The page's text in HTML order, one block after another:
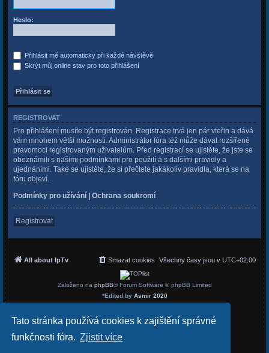
Tato stránka používá cookies k zajištění správné
funkčnosti fóra. Zjistit více
Heslo:
Přihlásit mě automaticky při každé návštěvě
Skrýt můj online stav pro toto přihlášení
REGISTROVAT
Pro přihlášení musíte být registrován. Registrace trvá jen pár vteřin a dává
vám mnohem větší možnosti. Administrátor fóra též může dávat rozšířené
pravomoci registrovaným uživatelům. Před registrací se ujistěte, že jste se
obeznámili s našimi podmínkami pro použití a s dalšími pravidly a
ujednáními. Také se ujistěte, že si přečtete jakákoliv pravidla, která se na
fóru objeví.
Podmínky pro užívání
Ochrana soukromí
Registrovat
All about IpTv Všechny časy jsou v UTC+02:00
Smazat cookies
Založeno na phpBB® Forum Software © phpBB Limited
*Edited by Asmir 2020
Soukromí| Podmínky